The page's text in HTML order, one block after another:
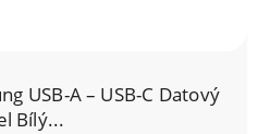
USB-A – USB-C Datový
Bílý...